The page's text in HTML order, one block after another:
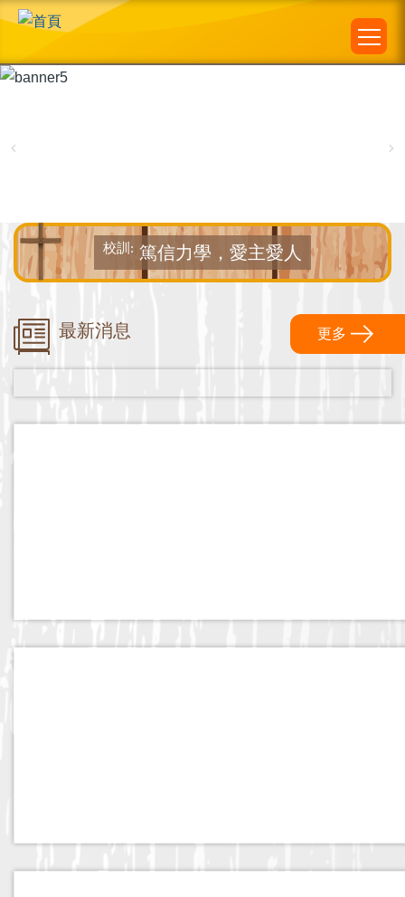
移至主內容
Main
校訓: 篤信力學，愛主愛人
最新消息 更多
2026-08-06
「S-M-A-R-T 蜥蜴舒適度AI偵測器」展示